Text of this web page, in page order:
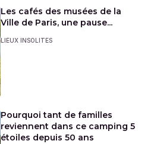
Les cafés des musées de la
Ville de Paris, une pause...
LIEUX INSOLITES
Pourquoi tant de familles
reviennent dans ce camping 5
étoiles depuis 50 ans